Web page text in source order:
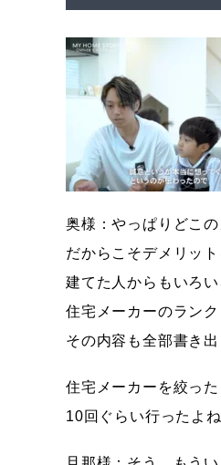
奥様：やっぱりどこ
だからこそデメリッ
建てた人からもいろい
住宅メーカーのラン
その内容も全部書き
住宅メーカーを絞っ
10回ぐらい行ったよね